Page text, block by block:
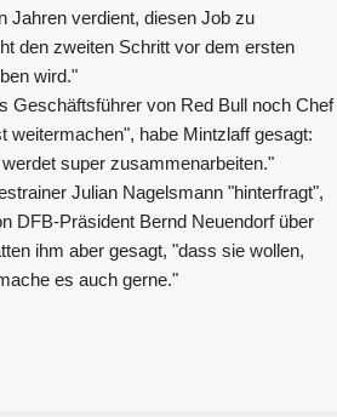
Jahren verdient, diesen Job zu
den zweiten Schritt vor dem ersten
wird."
Geschäftsführer von Red Bull noch Chef
weitermachen", habe Mintzlaff gesagt:
super zusammenarbeiten."
Julian Nagelsmann "hinterfragt",
DFB-Präsident Bernd Neuendorf über
ihm aber gesagt, "dass sie wollen,
es auch gerne."